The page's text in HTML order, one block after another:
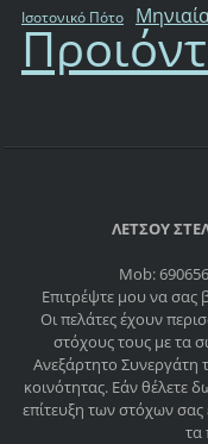
Ισοτονικό Πότο
ΛΕΤΣΟΥ
Mob:
Επιτρέψτε μου να σας
Οι πελάτες έχουν
στόχους τους με τα
Ανεξάρτητο Συνεργάτη
κοινότητας. Εάν θέλετε
επίτευξη των στόχων
τα